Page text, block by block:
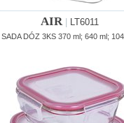
AIR| LT6011
SADA DÓZ 3KS 370 ml; 640 ml;